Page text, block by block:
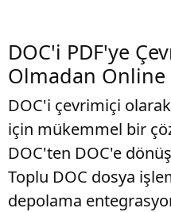
DOC'i PDF'ye
Olmadan Online
DOC'i çevrimiçi
için mükemmel bir
DOC'ten DOC'e
Toplu DOC dosya
depolama